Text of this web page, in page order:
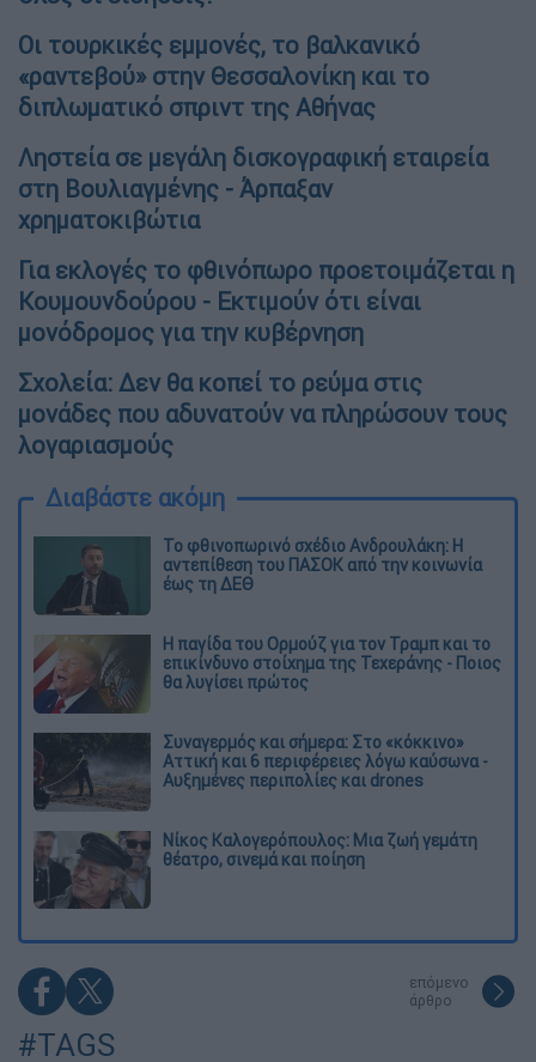
Οι τουρκικές εμμονές, το βαλκανικό
«ραντεβού» στην Θεσσαλονίκη και το
διπλωματικό σπριντ της Αθήνας
Ληστεία σε μεγάλη δισκογραφική εταιρεία
στη Βουλιαγμένης - Άρπαξαν
χρηματοκιβώτια
Για εκλογές το φθινόπωρο προετοιμάζεται η
Κουμουνδούρου - Εκτιμούν ότι είναι
μονόδρομος για την κυβέρνηση
Σχολεία: Δεν θα κοπεί το ρεύμα στις
μονάδες που αδυνατούν να πληρώσουν τους
λογαριασμούς
Διαβάστε ακόμη
Το φθινοπωρινό σχέδιο Ανδρουλάκη: Η
αντεπίθεση του ΠΑΣΟΚ από την κοινωνία
έως τη ΔΕΘ
Η παγίδα του Ορμούζ για τον Τραμπ και το
επικίνδυνο στοίχημα της Τεχεράνης - Ποιος
θα λυγίσει πρώτος
Συναγερμός και σήμερα: Στο «κόκκινο»
Αττική και 6 περιφέρειες λόγω καύσωνα -
Αυξημένες περιπολίες και drones
Νίκος Καλογερόπουλος: Μια ζωή γεμάτη
θέατρο, σινεμά και ποίηση
επόμενο
άρθρο
#TAGS